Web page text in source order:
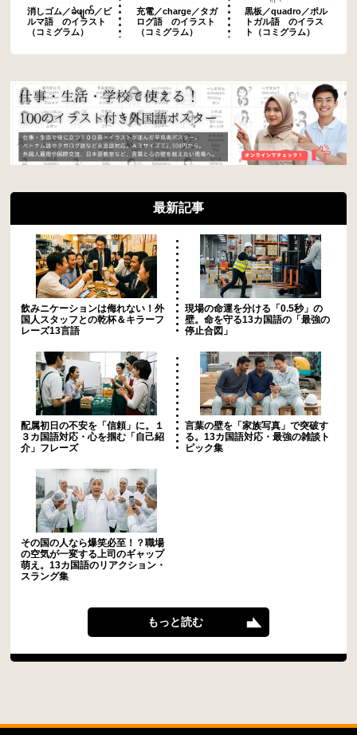
消しゴム／ခဲဖျက်／ビ
ルマ語 のイラスト
（コミグラム）
充電／charge／タガ
ログ語 のイラスト
（コミグラム）
黒板／quadro／ポル
トガル語 のイラス
ト（コミグラム）
最新記事
飲みニケーションは侮れない！外
国人スタッフとの乾杯＆キラーフ
レーズ13言語
現場の命運を分ける「0.5秒」の
壁。命を守る13カ国語の「最強の
停止合図」
配属初日の不安を「信頼」に。１
３カ国語対応・心を掴む「自己紹
介」フレーズ
言葉の壁を「家族写真」で突破す
る。13カ国語対応・最強の雑談ト
ピック集
その国の人なら爆笑必至！？職場
の空気が一変する上司のギャップ
萌え。13カ国語のリアクション・
スラング集
もっと読む